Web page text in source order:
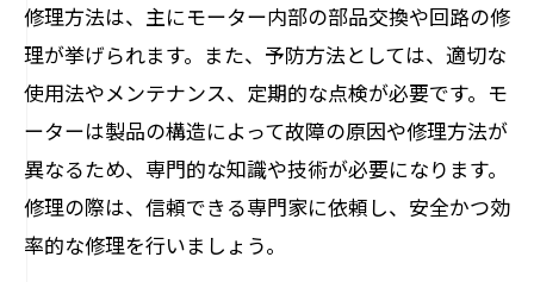
修理方法は、主にモーター内部の部品交換や回路の修
理が挙げられます。また、予防方法としては、適切な
使用法やメンテナンス、定期的な点検が必要です。モ
ーターは製品の構造によって故障の原因や修理方法が
異なるため、専門的な知識や技術が必要になります。
修理の際は、信頼できる専門家に依頼し、安全かつ効
率的な修理を行いましょう。